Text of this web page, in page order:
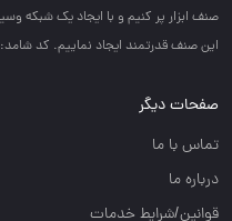
صنف ابزار پر كنيم و با ايجاد يك شبكه
اين صنف قدرتمند ايجاد نماييم. کد شامد: 1-1-756538-65-0-2
صفحات دیگر
تماس با ما
درباره ما
قوانین/شرایط خدمات